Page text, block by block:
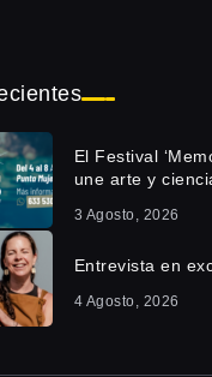
El Festival
une arte y
3 Agosto, 2026
Entrevista en
4 Agosto, 2026